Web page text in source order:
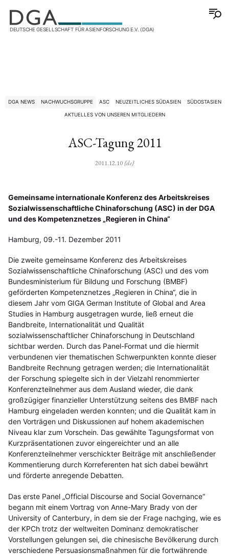
DEUTSCHE GESELLSCHAFT FÜR ASIENFORSCHUNG E.V. (DGA)
DGA NEWS NACHWUCHSGRUPPE ASC NEUZEITLICHES SÜDASIEN SÜDOSTASIEN
AKTUELLES VON UNSEREN MITGLIEDERN
ASC-Tagung 2011
2011.12.10{de}
Gemeinsame internationale Konferenz des Arbeitskreises
Sozialwissenschaftliche Chinaforschung (ASC) in der DGA
und des Kompetenznetzes „Regieren in China“
Hamburg, 09.-11. Dezember 2011
Die zweite gemeinsame Konferenz des Arbeitskreises
Sozialwissenschaftliche Chinaforschung (ASC) und des vom
Bundesministerium für Bildung und Forschung (BMBF)
geförderten Kompetenznetzes „Regieren in China“, die in
diesem Jahr vom GIGA German Institute of Global and Area
Studies in Hamburg ausgetragen wurde, ließ erneut die
Bandbreite, Internationalität und Qualität
sozialwissenschaftlicher Chinaforschung in Deutschland
sichtbar werden. Durch das Panel-Format und die hiermit
verbundenen vier thematischen Schwerpunkten konnte dieser
Bandbreite Rechnung getragen werden; die Internationalität
der Forschung spiegelte sich in der Vielzahl renommierter
Konferenzteilnehmer aus dem Ausland wieder, die dank
großzügiger finanzieller Unterstützung seitens des BMBF nach
Hamburg eingeladen werden konnten; und die Qualität kam in
den Vorträgen und Diskussionen auf hohem akademischen
Niveau klar zum Vorschein. Das gewählte Tagungsformat von
Kurzpräsentationen zuvor eingereichter und an alle
Konferenzteilnehmer verschickter Beiträge mit anschließender
Kommentierung durch Korreferenten hat sich dabei bewährt
und förderte anregende Debatten.
Das erste Panel „Official Discourse and Social Governance“
begann mit einem Vortrag von Anne-Mary Brady von der
University of Canterbury, in dem sie der Frage nachging, wie es
der KPCh trotz der weltweiten Dominanz demokratischer
Vorstellungen gelungen sei, die chinesische Bevölkerung durch
verschiedene Persuasionsmaßnahmen für die fortwährende